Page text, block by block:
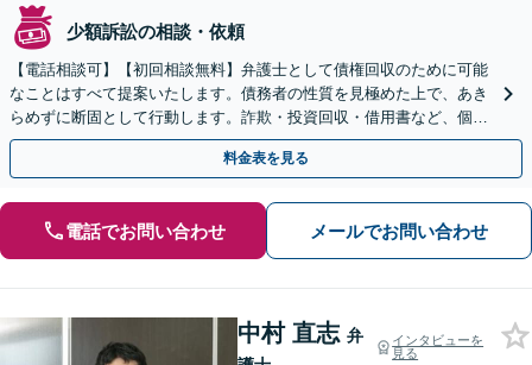
少額訴訟の相談・依頼
【電話相談可】【初回相談無料】弁護士として債権回収のために可能
なことはすべて提案いたします。債務者の性質を見極めた上で、あき
らめずに断固として行動します。詐欺・投資回収・借用書など、個
人・法人を問わず、まずはお電話ください。
料金表を見る
電話でお問い合わせ メールでお問い合わせ
中村 直志 弁
インタビューを
見る